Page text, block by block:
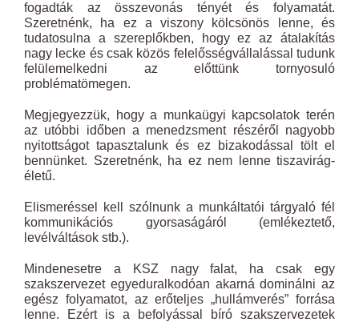
fogadták az összevonás tényét és folyamatát.
Szeretnénk, ha ez a viszony kölcsönös lenne, és
tudatosulna a szereplőkben, hogy ez az átalakítás
nagy lecke és csak közös felelősségvállalással tudunk
felülemelkedni az előttünk tornyosuló
problématömegen.
Megjegyezzük, hogy a munkaügyi kapcsolatok terén
az utóbbi időben a menedzsment részéről nagyobb
nyitottságot tapasztalunk és ez bizakodással tölt el
bennünket. Szeretnénk, ha ez nem lenne tiszavirág-
életű.
Elismeréssel kell szólnunk a munkáltatói tárgyaló fél
kommunikációs gyorsaságáról (emlékeztető,
levélváltások stb.).
Mindenesetre a KSZ nagy falat, ha csak egy
szakszervezet egyeduralkodóan akarná dominálni az
egész folyamatot, az erőteljes „hullámverés” forrása
lenne. Ezért is a befolyással bíró szakszervezetek